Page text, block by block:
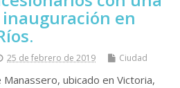
en
25 de febrero de 2019 Ciudad
ubicado en Victoria,